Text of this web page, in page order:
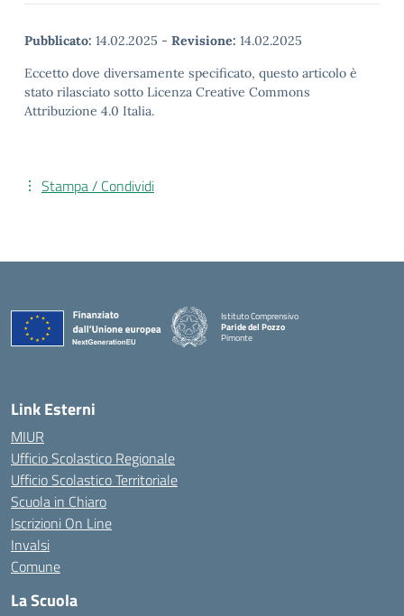
Pubblicato: 14.02.2025 - Revisione: 14.02.2025
Eccetto dove diversamente specificato, questo articolo è
stato rilasciato sotto Licenza Creative Commons
Attribuzione 4.0 Italia.
Stampa / Condividi
Istituto Comprensivo
Paride del Pozzo
Pimonte
Link Esterni
MIUR
Ufficio Scolastico Regionale
Ufficio Scolastico Territoriale
Scuola in Chiaro
Iscrizioni On Line
Invalsi
Comune
La Scuola